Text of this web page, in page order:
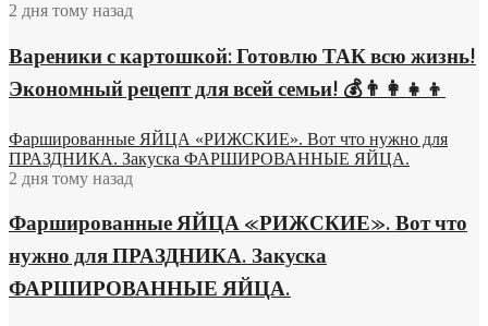
2 дня тому назад
Вареники с картошкой: Готовлю ТАК всю жизнь!
Экономный рецепт для всей семьи! 💰👨👩👧👦
Фаршированные ЯЙЦА «РИЖСКИЕ». Вот что нужно для
ПРАЗДНИКА. Закуска ФАРШИРОВАННЫЕ ЯЙЦА.
2 дня тому назад
Фаршированные ЯЙЦА «РИЖСКИЕ». Вот что
нужно для ПРАЗДНИКА. Закуска
ФАРШИРОВАННЫЕ ЯЙЦА.